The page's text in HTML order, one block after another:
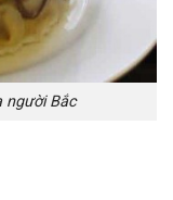
người Bắc